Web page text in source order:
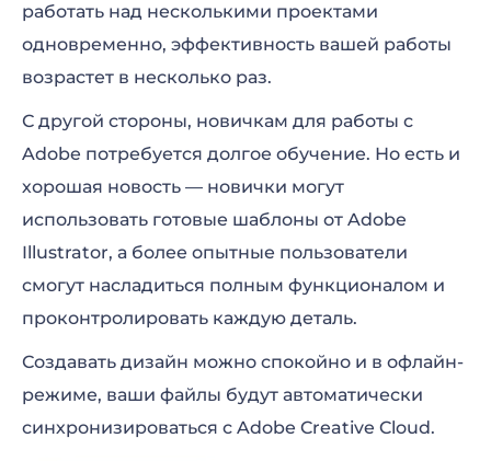
работать над несколькими проектами
одновременно, эффективность вашей работы
возрастет в несколько раз.
С другой стороны, новичкам для работы с
Adobe потребуется долгое обучение. Но есть и
хорошая новость — новички могут
использовать готовые шаблоны от Adobe
Illustrator, а более опытные пользователи
смогут насладиться полным функционалом и
проконтролировать каждую деталь.
Создавать дизайн можно спокойно и в офлайн-
режиме, ваши файлы будут автоматически
синхронизироваться с Adobe Creative Cloud.